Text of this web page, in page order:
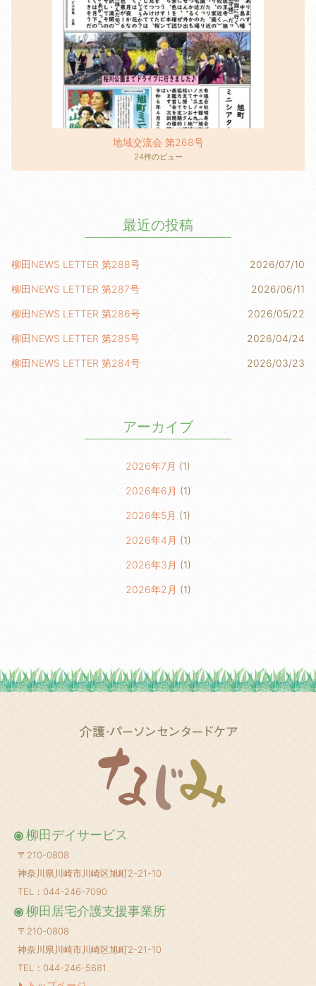
地域交流会 第268号
24件のビュー
最近の投稿
柳田NEWS LETTER 第288号 2026/07/10
柳田NEWS LETTER 第287号 2026/06/11
柳田NEWS LETTER 第286号 2026/05/22
柳田NEWS LETTER 第285号 2026/04/24
柳田NEWS LETTER 第284号 2026/03/23
アーカイブ
2026年7月 (1)
2026年6月 (1)
2026年5月 (1)
2026年4月 (1)
2026年3月 (1)
2026年2月 (1)
2025年3月(2)
2025年1月(1)
2024年12月 (1)
2024年10月 (2)
2024年8月
2024年6月
2024年3月
柳田デイサービス
〒210-0808
神奈川県川崎市川崎区旭町2-21-10
TEL：044-246-7090
柳田居宅介護支援事業所
〒210-0808
神奈川県川崎市川崎区旭町2-21-10
TEL：044-246-5681